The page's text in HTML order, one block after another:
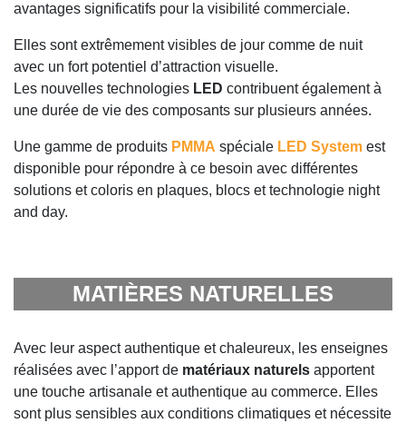
avantages significatifs pour la visibilité commerciale.
Elles sont extrêmement visibles de jour comme de nuit
avec un fort potentiel d’attraction visuelle.
Les nouvelles technologies LED contribuent également à
une durée de vie des composants sur plusieurs années.
Une gamme de produits PMMA spéciale LED System est
disponible pour répondre à ce besoin avec différentes
solutions et coloris en plaques, blocs et technologie night
and day.
MATIÈRES NATURELLES
Avec leur aspect authentique et chaleureux, les enseignes
réalisées avec l’apport de matériaux naturels apportent
une touche artisanale et authentique au commerce. Elles
sont plus sensibles aux conditions climatiques et nécessite